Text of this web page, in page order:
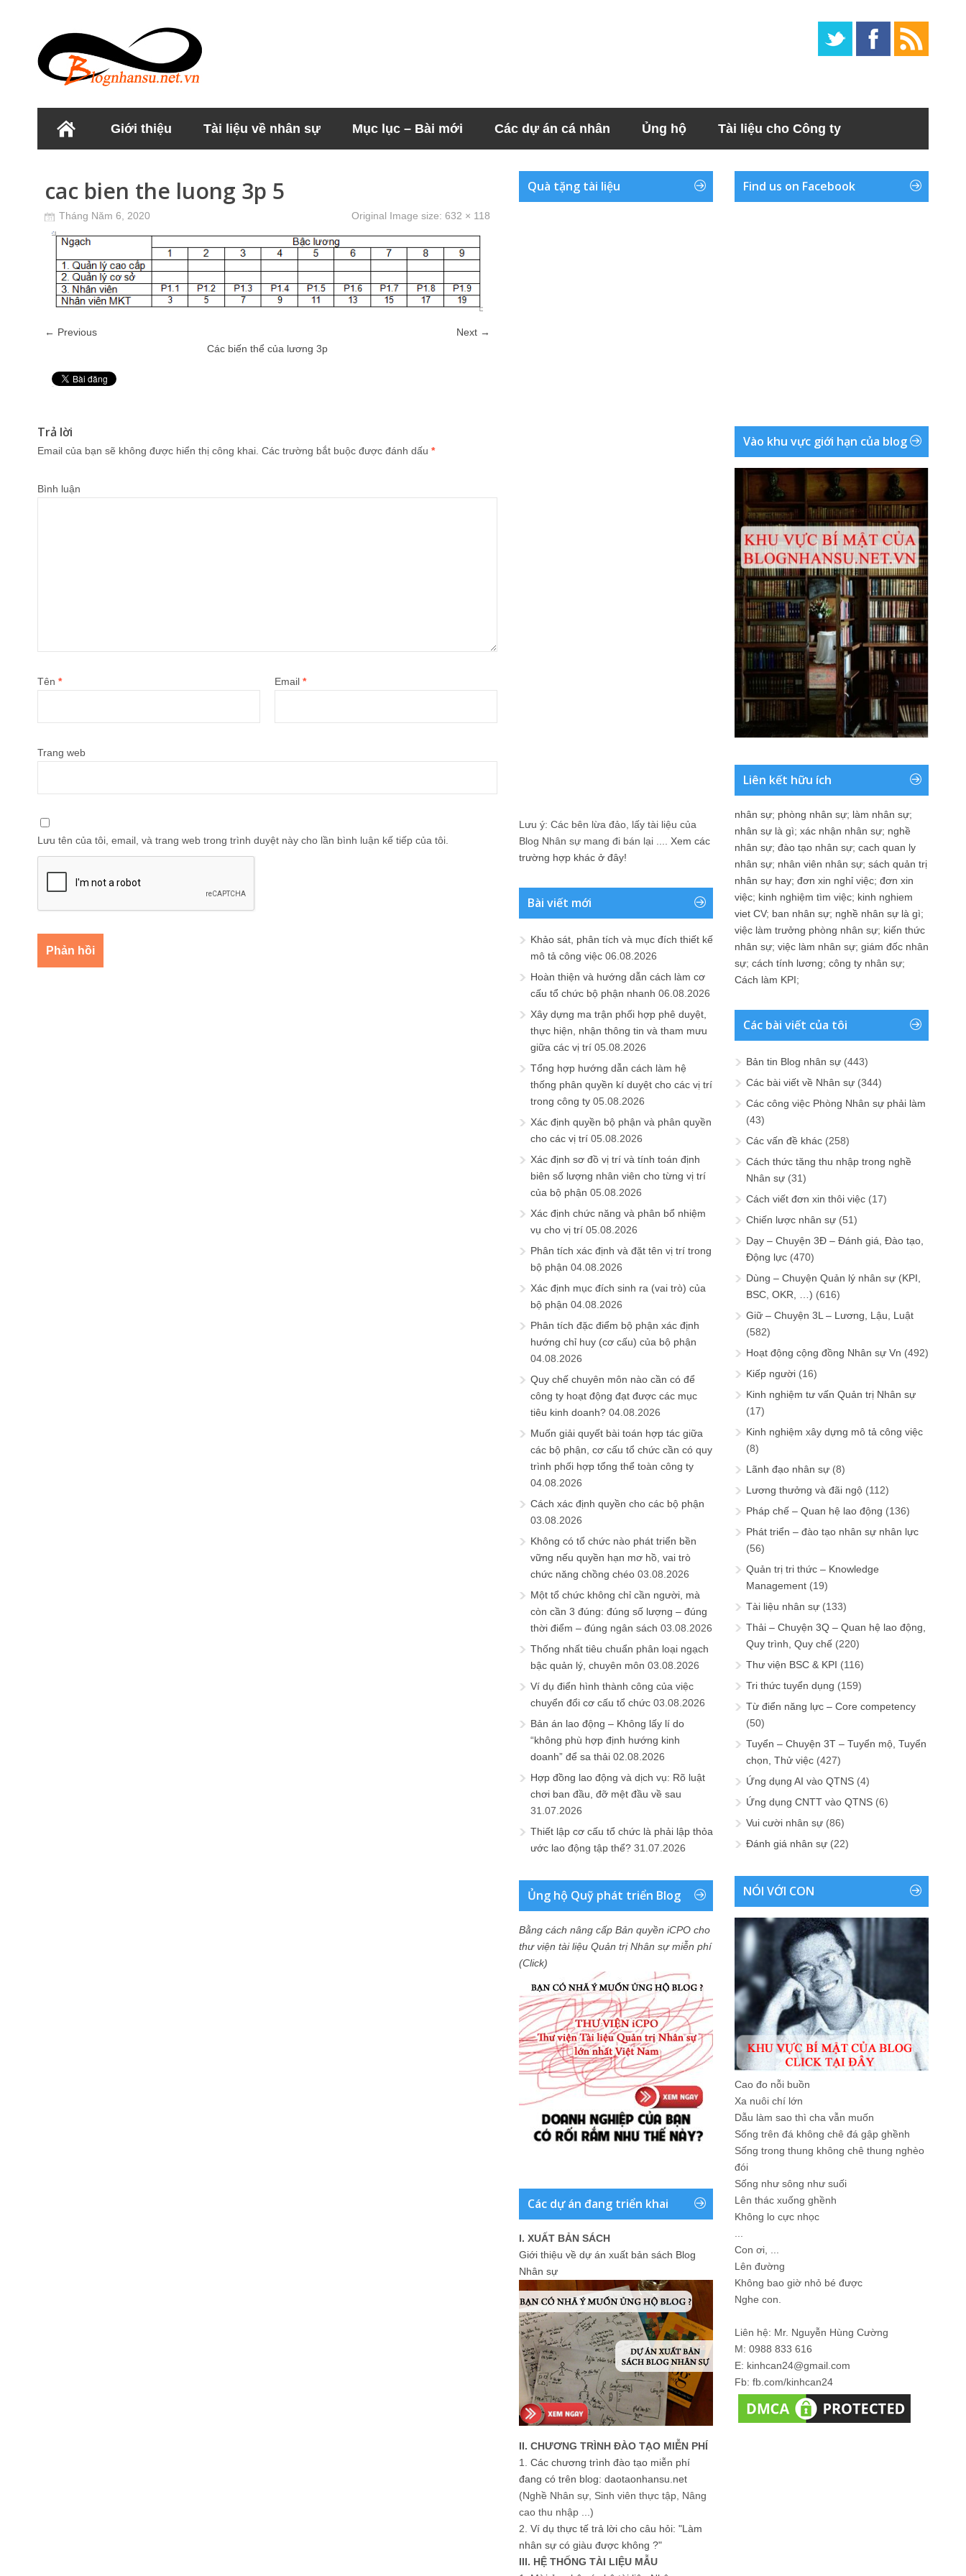
Giới thiệu Tài liệu về nhân sự Mục lục – Bài mới Các dự án cá nhân Ủng hộ Tài liệu cho Công ty
cac bien the luong 3p 5
Tháng Năm 6, 2020 Original Image size: 632 × 118
← Previous
Next →
Các biến thể của lương 3p
Trả lời
Email của bạn sẽ không được hiển thị công khai. Các trường bắt buộc được đánh dấu *
Bình luận
Tên * Email *
Trang web
Lưu tên của tôi, email, và trang web trong trình duyệt này cho lần bình luận kế tiếp của tôi.
Quà tặng tài liệu
Lưu ý: Các bên lừa đảo, lấy tài liệu của
Blog Nhân sự mang đi bán lại .... Xem các
trường hợp khác ở đây!
Bài viết mới
Khảo sát, phân tích và mục đích thiết kế
mô tả công việc 06.08.2026
Hoàn thiện và hướng dẫn cách làm cơ
cấu tổ chức bộ phận nhanh 06.08.2026
Xây dựng ma trận phối hợp phê duyệt,
thực hiện, nhận thông tin và tham mưu
giữa các vị trí 05.08.2026
Tổng hợp hướng dẫn cách làm hệ
thống phân quyền kí duyệt cho các vị trí
trong công ty 05.08.2026
Xác định quyền bộ phận và phân quyền
cho các vị trí 05.08.2026
Xác định sơ đồ vị trí và tính toán định
biên số lượng nhân viên cho từng vị trí
của bộ phận 05.08.2026
Xác định chức năng và phân bổ nhiệm
vụ cho vị trí 05.08.2026
Phân tích xác định và đặt tên vị trí trong
bộ phận 04.08.2026
Xác định mục đích sinh ra (vai trò) của
bộ phận 04.08.2026
Phân tích đặc điểm bộ phận xác định
hướng chỉ huy (cơ cấu) của bộ phận
04.08.2026
Quy chế chuyên môn nào cần có để
công ty hoạt động đạt được các mục
tiêu kinh doanh? 04.08.2026
Muốn giải quyết bài toán hợp tác giữa
các bộ phận, cơ cấu tổ chức cần có quy
trình phối hợp tổng thể toàn công ty
04.08.2026
Cách xác định quyền cho các bộ phận
03.08.2026
Không có tổ chức nào phát triển bền
vững nếu quyền hạn mơ hồ, vai trò
chức năng chồng chéo 03.08.2026
Một tổ chức không chỉ cần người, mà
còn cần 3 đúng: đúng số lượng – đúng
thời điểm – đúng ngân sách 03.08.2026
Thống nhất tiêu chuẩn phân loại ngạch
bậc quản lý, chuyên môn 03.08.2026
Ví dụ điển hình thành công của việc
chuyển đổi cơ cấu tổ chức 03.08.2026
Bản án lao động – Không lấy lí do
“không phù hợp định hướng kinh
doanh” để sa thải 02.08.2026
Hợp đồng lao động và dịch vụ: Rõ luật
chơi ban đầu, đỡ mệt đầu về sau
31.07.2026
Thiết lập cơ cấu tổ chức là phải lập thỏa
ước lao động tập thể? 31.07.2026
Ủng hộ Quỹ phát triển Blog
Bằng cách nâng cấp Bản quyền iCPO cho
thư viện tài liệu Quản trị Nhân sự miễn phí
(Click)
Các dự án đang triển khai
I. XUẤT BẢN SÁCH
Giới thiệu về dự án xuất bản sách Blog
Nhân sự
II. CHƯƠNG TRÌNH ĐÀO TẠO MIỄN PHÍ
1. Các chương trình đào tạo miễn phí
đang có trên blog: daotaonhansu.net
(Nghề Nhân sự, Sinh viên thực tập, Nâng
cao thu nhập ...)
2. Ví dụ thực tế trả lời cho câu hỏi: "Làm
nhân sự có giàu được không ?"
III. HỆ THỐNG TÀI LIỆU MẪU
Find us on Facebook
Vào khu vực giới hạn của blog
Liên kết hữu ích
nhân sự; phòng nhân sự; làm nhân sự;
nhân sự là gì; xác nhận nhân sự; nghề
nhân sự; đào tạo nhân sự; cach quan ly
nhân sự; nhân viên nhân sự; sách quản trị
nhân sự hay; đơn xin nghỉ việc; đơn xin
việc; kinh nghiệm tìm việc; kinh nghiem
viet CV; ban nhân sự; nghề nhân sự là gì;
việc làm trưởng phòng nhân sự; kiến thức
nhân sự; việc làm nhân sự; giám đốc nhân
sự; cách tính lương; công ty nhân sự;
Cách làm KPI;
Các bài viết của tôi
Bản tin Blog nhân sự (443)
Các bài viết về Nhân sự (344)
Các công việc Phòng Nhân sự phải làm
(43)
Các vấn đề khác (258)
Cách thức tăng thu nhập trong nghề
Nhân sự (31)
Cách viết đơn xin thôi việc (17)
Chiến lược nhân sự (51)
Dạy – Chuyện 3Đ – Đánh giá, Đào tạo,
Động lực (470)
Dùng – Chuyện Quản lý nhân sự (KPI,
BSC, OKR, …) (616)
Giữ – Chuyện 3L – Lương, Lậu, Luật
(582)
Hoạt động cộng đồng Nhân sự Vn (492)
Kiếp người (16)
Kinh nghiệm tư vấn Quản trị Nhân sự
(17)
Kinh nghiệm xây dựng mô tả công việc
(8)
Lãnh đạo nhân sự (8)
Lương thưởng và đãi ngộ (112)
Pháp chế – Quan hệ lao động (136)
Phát triển – đào tạo nhân sự nhân lực
(56)
Quản trị tri thức – Knowledge
Management (19)
Tài liệu nhân sự (133)
Thải – Chuyện 3Q – Quan hệ lao động,
Quy trình, Quy chế (220)
Thư viện BSC & KPI (116)
Tri thức tuyển dụng (159)
Từ điển năng lực – Core competency
(50)
Tuyển – Chuyện 3T – Tuyển mộ, Tuyển
chọn, Thử việc (427)
Ứng dụng AI vào QTNS (4)
Ứng dụng CNTT vào QTNS (6)
Vui cười nhân sự (86)
Đánh giá nhân sự (22)
NÓI VỚI CON
Cao đo nỗi buồn
Xa nuôi chí lớn
Dẫu làm sao thì cha vẫn muốn
Sống trên đá không chê đá gập ghềnh
Sống trong thung không chê thung nghèo
đói
Sống như sông như suối
Lên thác xuống ghềnh
Không lo cực nhọc
Con ơi, ...
Lên đường
Không bao giờ nhỏ bé được
Nghe con.
Liên hệ: Mr. Nguyễn Hùng Cường
M: 0988 833 616
E: kinhcan24@gmail.com
Fb: fb.com/kinhcan24